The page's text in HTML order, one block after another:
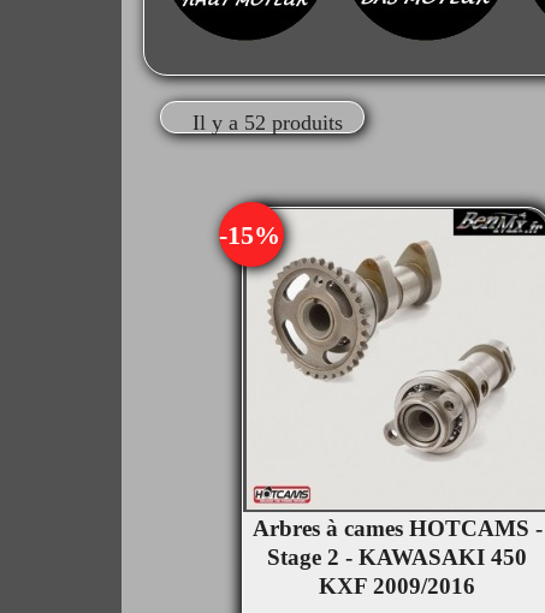
Il y a 52 produits
Arbres à cames HOTCAMS -
Stage 2 - KAWASAKI 450
KXF 2009/2016
-15%
Aperçu rapide